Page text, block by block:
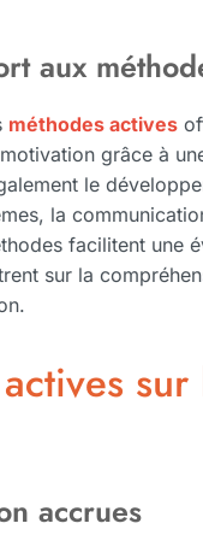
aux
méthodes actives
grâce à
le
la
facilitent une
sur la
accrues